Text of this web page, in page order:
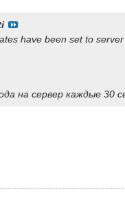
have been set to server
на сервер каждые 30